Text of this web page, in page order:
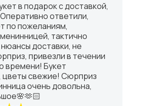
в подарок с доставкой,
ответили,
по пожеланиям,
тактично
доставки, не
привезли в течении
времени! Букет
цветы свежие! Сюрприз
очень довольна,